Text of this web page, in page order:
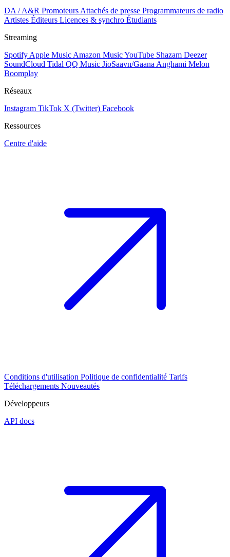
DA / A&R Promoteurs Attachés de presse Programmateurs de radio
Artistes Éditeurs Licences & synchro Étudiants
Streaming
Spotify Apple Music Amazon MusicYouTube Shazam Deezer
SoundCloud Tidal QQ Music JioSaavn/Gaana Anghami Melon
Boomplay
Réseaux
Instagram TikTok X (Twitter) Facebook
Ressources
Centre d'aide
Conditions d'utilisation Politique de confidentialité Tarifs
Téléchargements Nouveautés
Développeurs
API docs